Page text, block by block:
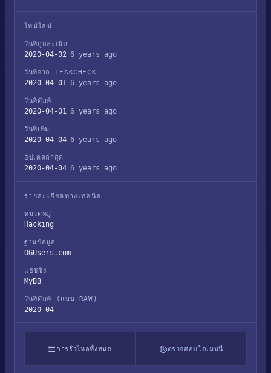
ไทม์ไลน์
วันที่ถูกละเมิด
2020-04-02 6 years ago
วันที่จาก LEAKCHECK
2020-04-01 6 years ago
วันที่ดัมพ์
2020-04-01 6 years ago
วันที่เพิ่ม
2020-04-04 6 years ago
อัปเดตล่าสุด
2020-04-04 6 years ago
รายละเอียดทางเทคนิค
หมวดหมู่
Hacking
ฐานข้อมูล
OGUsers.com
แฮชชิง
MyBB
วันที่ดัมพ์ (แบบ RAW)
2020-04
การรั่วไหลทั้งหมด ตรวจสอบโดเมนนี้